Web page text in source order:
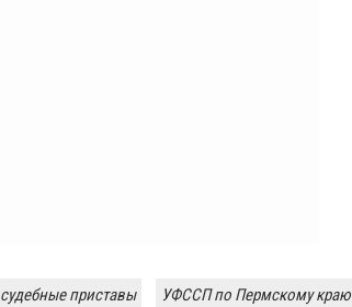
cудебные приставы УФССП по Пермскому краю